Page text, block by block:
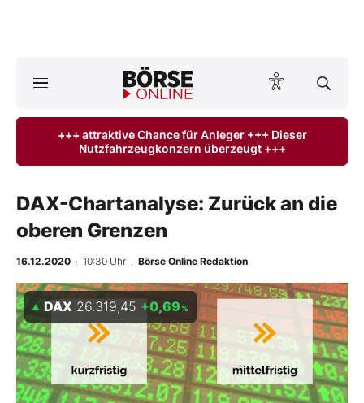
Anlageprodukte
Finanz-Check
Abo & Shop
Experten
Mein B:O
+++ attraktive Chance für Anleger +++ Dieser
Nutzfahrzeugkonzern überzeugt +++
DAX-Chartanalyse: Zurück an die
oberen Grenzen
16.12.2020 · 10:30 Uhr · Börse Online Redaktion
DAX 26.319,45 +0,69 %